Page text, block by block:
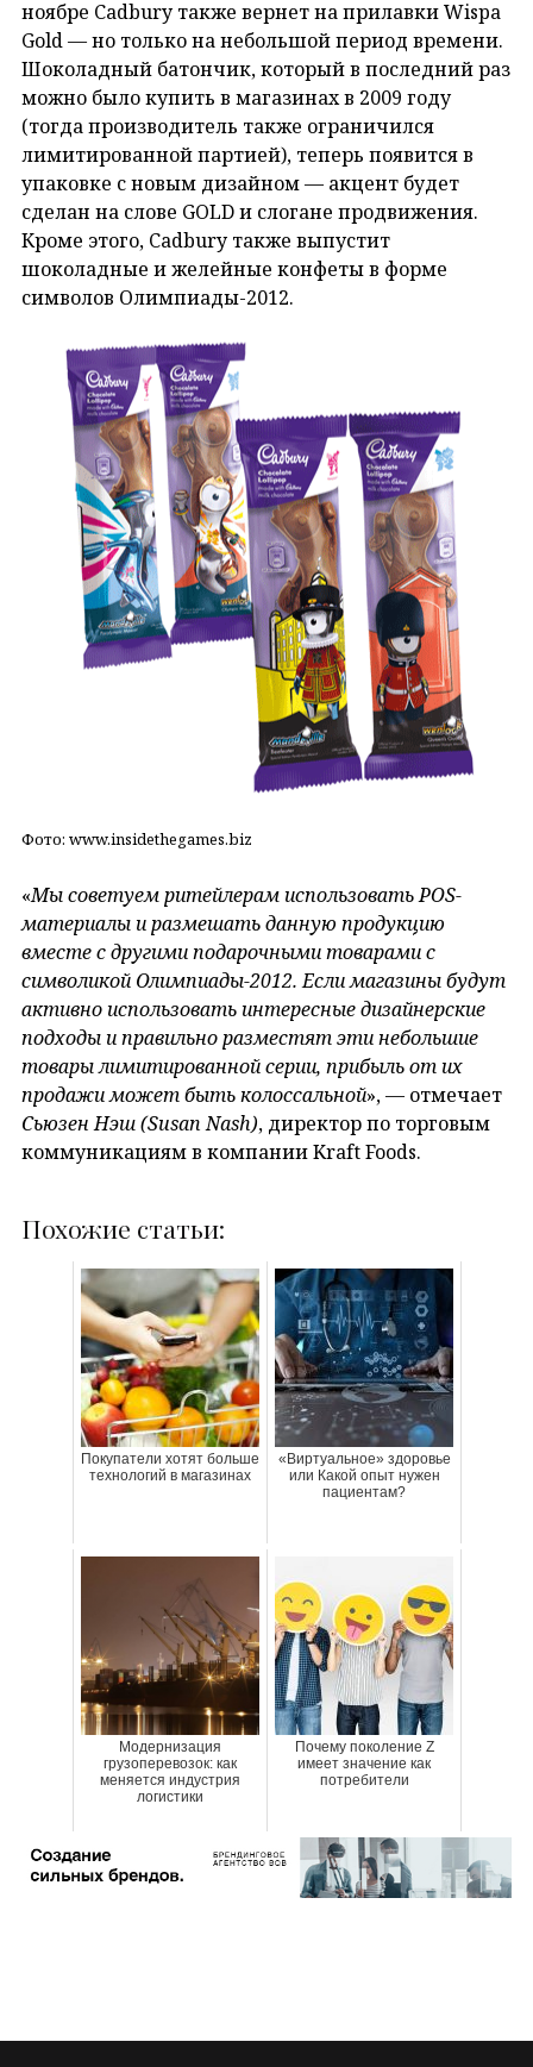
ноябре Cadbury также вернет на прилавки Wispa
Gold — но только на небольшой период времени.
Шоколадный батончик, который в последний раз
можно было купить в магазинах в 2009 году
(тогда производитель также ограничился
лимитированной партией), теперь появится в
упаковке с новым дизайном — акцент будет
сделан на слове GOLD и слогане продвижения.
Кроме этого, Cadbury также выпустит
шоколадные и желейные конфеты в форме
символов Олимпиады-2012.
Фото: www.insidethegames.biz
«Мы советуем ритейлерам использовать POS-
материалы и размешать данную продукцию
вместе с другими подарочными товарами с
символикой Олимпиады-2012. Если магазины будут
активно использовать интересные дизайнерские
подходы и правильно разместятэти небольшие
товары лимитированной серии, прибыль от их
продажи может быть колоссальной», — отмечает
Сьюзен Нэш (Susan Nash), директор по торговым
коммуникациям в компании Kraft Foods.
Похожие статьи:
Покупатели хотят больше
технологий в магазинах
«Виртуальное» здоровье
или Какой опыт нужен
пациентам?
Модернизация
грузоперевозок: как
меняется индустрия
логистики
Почему поколение Z
имеет значение как
потребители